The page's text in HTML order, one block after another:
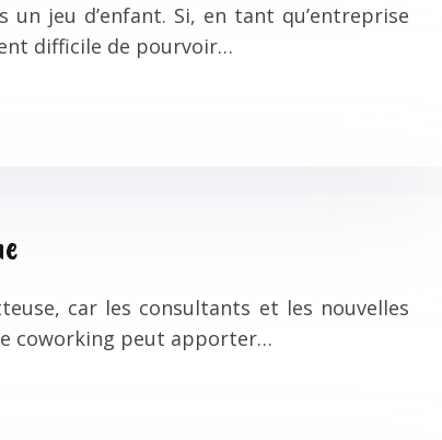
jeu d’enfant. Si, en tant qu’entreprise
difficile de pourvoir…
car les consultants et les nouvelles
coworking peut apporter…